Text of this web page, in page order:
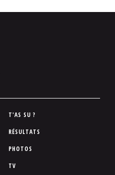
T'AS SU ?
RÉSULTATS
PHOTOS
TV